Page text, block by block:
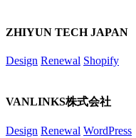
ZHIYUN TECH JAPAN
Design Renewal Shopify
VANLINKS株式会社
Design Renewal WordPress